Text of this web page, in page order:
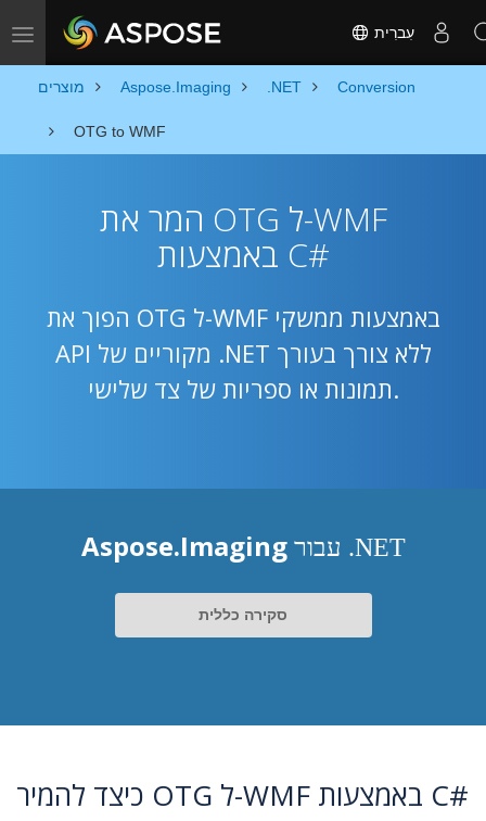
Toggle navigation עִברִית
מוצרים Aspose.Imaging .NET Conversion
OTG to WMF
המר את OTG ל-WMF
באמצעות C#
הפוך את OTG ל-WMF באמצעות ממשקי
API מקוריים של .NET ללא צורך בעורך
תמונות או ספריות של צד שלישי.
Aspose.Imaging עבור .NET
סקירה כללית
כיצד להמיר OTG ל-WMF באמצעות C#